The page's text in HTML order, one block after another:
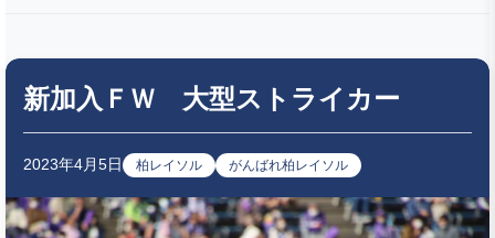
新加入ＦＷ 大型ストライカー
2023年4月5日 柏レイソル がんばれ柏レイソル